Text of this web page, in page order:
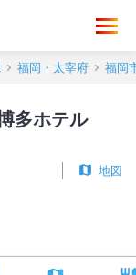
福岡・太宰府 福岡
多ホテル
地図